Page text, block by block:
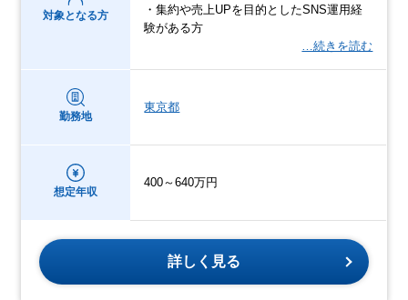
対象となる方
・集約や売上UPを目的としたSNS運用経
験がある方
…続きを読む
勤務地
東京都
想定年収
400～640万円
詳しく見る